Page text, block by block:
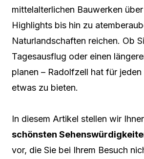
mittelalterlichen Bauwerken
Highlights bis hin zu
Naturlandschaften reichen. Ob
Tagesausflug oder einen
planen – Radolfzell hat für jeden
etwas zu bieten.
In diesem Artikel stellen wir
schönsten
vor, die Sie bei Ihrem Besuch